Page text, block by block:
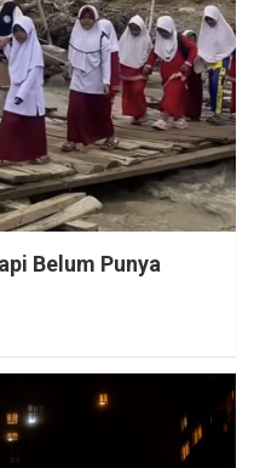
Belum Punya